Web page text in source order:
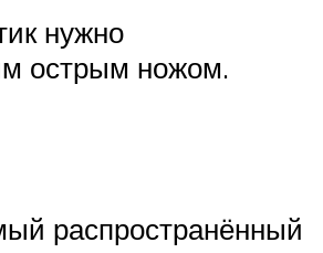
нужно
острым ножом.
распространённый